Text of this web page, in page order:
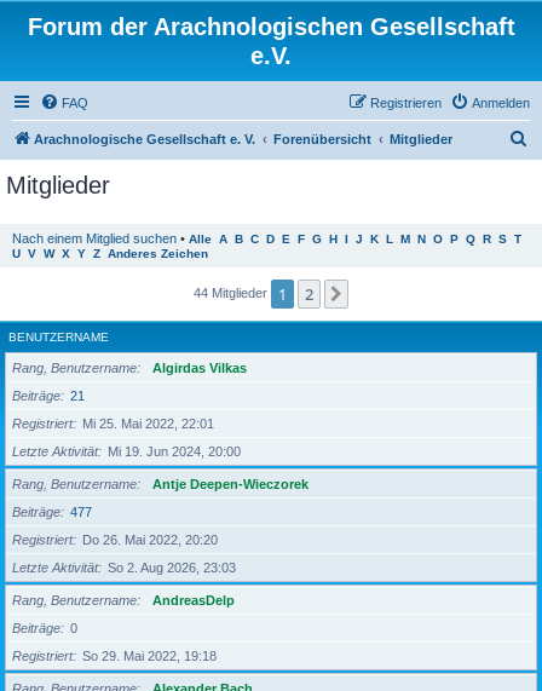
Forum der Arachnologischen Gesellschaft
e.V.
FAQ Anmelden
Registrieren
Arachnologische Gesellschaft e. V. Forenübersicht Mitglieder
Mitglieder
Nach einem Mitglied suchen • Alle A B C D E F G H I J K L M N O P Q R S T
U V W X Y Z Anderes Zeichen
44 Mitglieder 1 2
BENUTZERNAME
Rang, Benutzername
Algirdas Vilkas
Beiträge
21
Registriert
Mi 25. Mai 2022, 22:01
Letzte Aktivität
Mi 19. Jun 2024, 20:00
Rang, Benutzername
Antje Deepen-Wieczorek
Beiträge
477
Registriert
Do 26. Mai 2022, 20:20
Letzte Aktivität
So 2. Aug 2026, 23:03
Rang, Benutzername
AndreasDelp
Beiträge
0
Registriert
So 29. Mai 2022, 19:18